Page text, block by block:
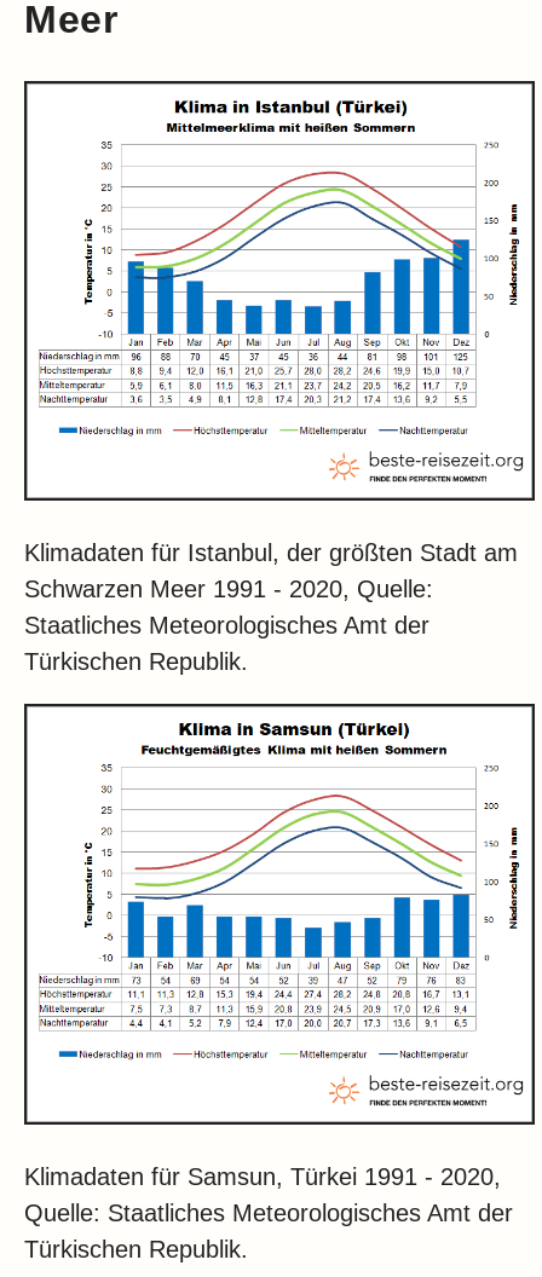
Meer
Klimadaten für Istanbul, der größten Stadt am
Schwarzen Meer 1991 - 2020, Quelle:
Staatliches Meteorologisches Amt der
Türkischen Republik.
Klimadaten für Samsun, Türkei 1991 - 2020,
Quelle: Staatliches Meteorologisches Amt der
Türkischen Republik.